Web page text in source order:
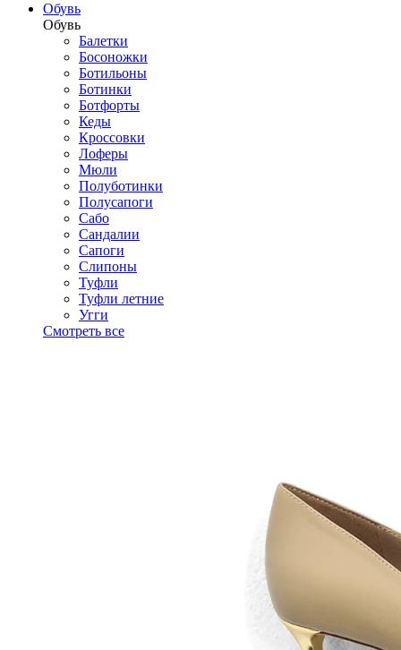
Обувь
Обувь
Балетки
Босоножки
Ботильоны
Ботинки
Ботфорты
Кеды
Кроссовки
Лоферы
Мюли
Полуботинки
Полусапоги
Сабо
Сандалии
Сапоги
Слипоны
Туфли
Туфли летние
Угги
Смотреть все